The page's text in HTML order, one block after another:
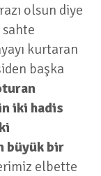
olsun diye
kurtaran
başka
iki hadis
büyük bir
elbette